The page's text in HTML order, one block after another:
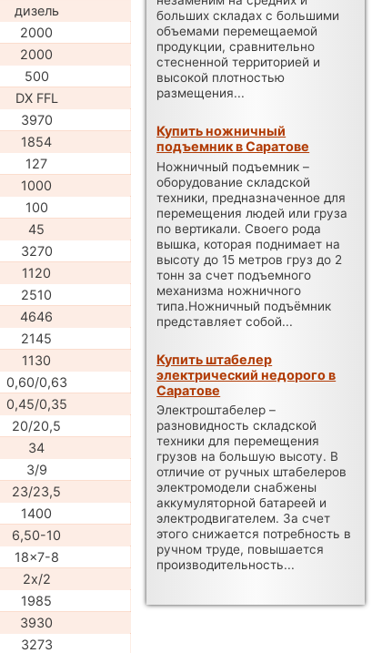
дизель
2000
2000
500
DX FFL
3970
1854
127
1000
100
45
3270
1120
2510
4646
2145
1130
0,60/0,63
0,45/0,35
20/20,5
34
3/9
23/23,5
1400
6,50-10
18x7-8
2x/2
1985
3930
3273
больших складах с большими
объемами перемещаемой
продукции, сравнительно
стесненной территорией и
высокой плотностью
размещения...
Купить ножничный
подъемник в Саратове
Ножничный подъемник –
оборудование складской
техники, предназначенное для
перемещения людей или груза
по вертикали. Своего рода
вышка, которая поднимает на
высоту до 15 метров груз до 2
тонн за счет подъемного
механизма ножничного
типа.Ножничный подъёмник
представляет собой...
Купить штабелер
электрический недорого в
Саратове
Электроштабелер –
разновидность складской
техники для перемещения
грузов на большую высоту. В
отличие от ручных штабелеров
электромодели снабжены
аккумуляторной батареей и
электродвигателем. За счет
этого снижается потребность в
ручном труде, повышается
производительность...